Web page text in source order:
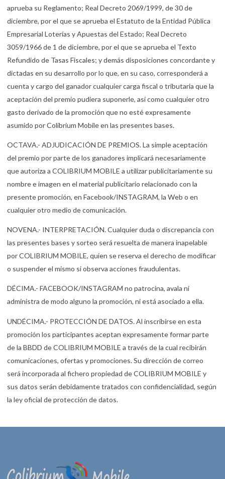
aprueba su Reglamento; Real Decreto 2069/1999, de 30 de
diciembre, por el que se aprueba el Estatuto de la Entidad Pública
Empresarial Loterías y Apuestas del Estado; Real Decreto
3059/1966 de 1 de diciembre, por el que se aprueba el Texto
Refundido de Tasas Fiscales; y demás disposiciones concordante y
dictadas en su desarrollo por lo que, en su caso, corresponderá a
cuenta y cargo del ganador cualquier carga fiscal o tributaria que la
aceptación del premio pudiera suponerle, así como cualquier otro
gasto derivado de la promoción que no esté expresamente
asumido por Colibrium Mobile en las presentes bases.
OCTAVA.- ADJUDICACIÓN DE PREMIOS. La simple aceptación
del premio por parte de los ganadores implicará necesariamente
que autoriza a COLIBRIUM MOBILE a utilizar publicitariamente su
nombre e imagen en el material publicitario relacionado con la
presente promoción, en Facebook/INSTAGRAM, la Web o en
cualquier otro medio de comunicación.
NOVENA.- INTERPRETACIÓN. Cualquier duda o discrepancia con
las presentes bases y sorteo será resuelta de manera inapelable
por COLIBRIUM MOBILE, quien se reserva el derecho de modificar
o suspender el mismo si observa acciones fraudulentas.
DÉCIMA.- FACEBOOK/INSTAGRAM no patrocina, avala ni
administra de modo alguno la promoción, ni está asociado a ella.
UNDÉCIMA.- PROTECCIÓN DE DATOS. Al inscribirse en esta
promoción los participantes aceptan expresamente formar parte
de la BBDD de COLIBRIUM MOBILE a través de la cual recibirán
comunicaciones, ofertas y promociones. Su dirección de correo
será incorporada al fichero propiedad de COLIBRIUM MOBILE y
sus datos serán debidamente tratados con confidencialidad, según
la ley oficial de protección de datos.